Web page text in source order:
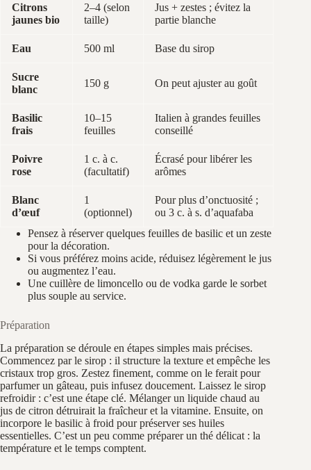
Citrons
jaunes bio
2–4 (selon
taille)
Jus + zestes ; évitez la
partie blanche
Eau 500 ml Base du sirop
Sucre
blanc
150 g On peut ajuster au goût
Basilic
frais
10–15
feuilles
Italien à grandes feuilles
conseillé
Poivre
rose
1 c. à c.
(facultatif)
Écrasé pour libérer les
arômes
Blanc
d’œuf
1
(optionnel)
Pour plus d’onctuosité ;
ou 3 c. à s. d’aquafaba
Pensez à réserver quelques feuilles de basilic et un zeste
pour la décoration.
Si vous préférez moins acide, réduisez légèrement le jus
ou augmentez l’eau.
Une cuillère de limoncello ou de vodka garde le sorbet
plus souple au service.
Préparation
La préparation se déroule en étapes simples mais précises.
Commencez par le sirop : il structure la texture et empêche les
cristaux trop gros. Zestez finement, comme on le ferait pour
parfumer un gâteau, puis infusez doucement. Laissez le sirop
refroidir : c’est une étape clé. Mélanger un liquide chaud au
jus de citron détruirait la fraîcheur et la vitamine. Ensuite, on
incorpore le basilic à froid pour préserver ses huiles
essentielles. C’est un peu comme préparer un thé délicat : la
température et le temps comptent.